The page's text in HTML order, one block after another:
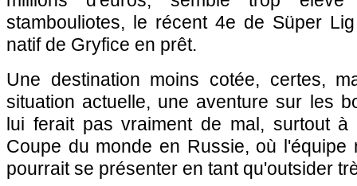
stambouliotes, le récent 4e de Süper
natif de Gryfice en prêt.
Une destination moins cotée, certes,
situation actuelle, une aventure sur les
lui ferait pas vraiment de mal, surtout
Coupe du monde en Russie, où l'équipe
pourrait se présenter en tant qu'outsider